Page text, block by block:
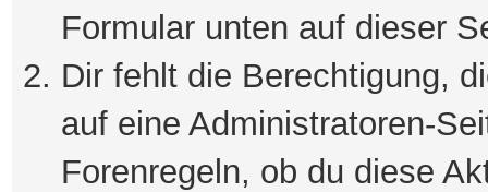
Formular unten auf dieser
Dir fehlt die Berechtigung,
auf eine Administratoren-
Forenregeln, ob du diese